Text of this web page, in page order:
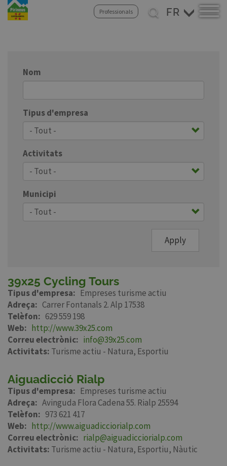
Professionals
Select
your
Nom
Tipus d'empresa
Activitats
Municipi
Apply
39x25 Cycling Tours
Tipus d'empresa
Empreses turisme actiu
Adreça
Carrer Fontanals 2. Alp 17538
Telèfon
629 559 198
Web
http://www.39x25.com
Correu electrònic
info@39x25.com
Activitats: Turisme actiu - Natura Esportiu
Aiguadicció Rialp
Tipus d'empresa
Empreses turisme actiu
Adreça
Avinguda Flora Cadena 55. Rialp 25594
Telèfon
973 621 417
Web
http://www.aiguadicciorialp.com
Correu electrònic
rialp@aiguadicciorialp.com
Activitats: Turisme actiu - Natura Esportiu Nàutic